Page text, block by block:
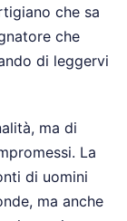
che sa
che
di leggervi
ma di
La
di uomini
ma anche